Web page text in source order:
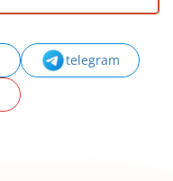
telegram